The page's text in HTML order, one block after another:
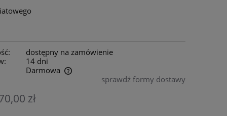
dostępny na zamówienie
14 dni
Darmowa
kosztów
sprawdź formy dostawy
zł